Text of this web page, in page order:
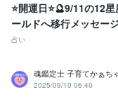
⭐開運日⭐🔮9/11の12
ールドへ移行メッセー
占い
魂鑑定士 子育てかぁち
2025/09/10 06:40